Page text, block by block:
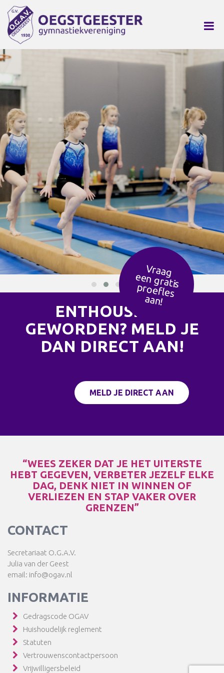
Vraag
een g
ratis
p
ro
efles
aan!
ENTHOUSIAST
GEWORDEN? MELD JE
DAN DIRECT AAN!
MELD JE DIRECT AAN
“WEES ZEKER DAT JE HET UITERSTE
HEBT GEGEVEN, VERBETER JEZELF ELKE
DAG, DENK NIET IN WINNEN OF
VERLIEZEN EN STAP VAKER OVER
GRENZEN”
CONTACT
Secretariaat O.G.A.V.
Julia van der Geest
email: info@ogav.nl
INFORMATIE
Gedragscode OGAV
Huishoudelijk reglement
Statuten
Vertrouwenscontactpersoon
Vrijwilligersbeleid